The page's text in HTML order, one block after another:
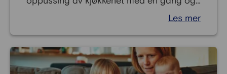
oppgradert TVen i stua, og du trenger
ikke betale før feriepengene er på plass
til sommeren. Men mye kan skje på et
halvt år. Plutselig må feriepengene brukes
på restskatt eller andre nødvendige
Les mer